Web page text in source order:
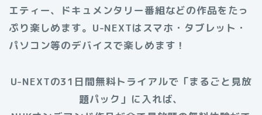
エティー、ドキュメンタリー番組などの作品をたっ
ぷり楽しめます。U-NEXTはスマホ・タブレット・
パソコン等のデバイスで楽しめます！
U-NEXTの31日間無料トライアルで「まるごと見放
題パック」に入れば、